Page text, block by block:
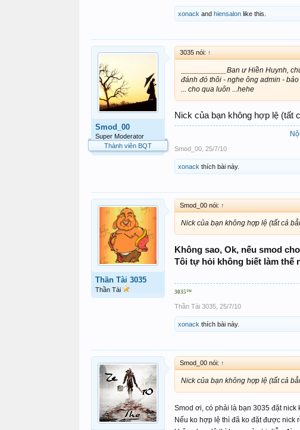
xonack and hiensalon like this.
Smod_00
Super Moderator
Thành viên BQT
3035 nói: ↑
___________Ban ư Hiền Huynh,
đánh đó thôi - nghe ông admin -
... cho qua luôn ...hehe
Nick của bạn không hợp lệ (tất
Smod_00 25/7/10
xonack thích bài này.
Thần Tài 3035
Thần Tài
Smod_00 nói: ↑
Nick của bạn không hợp lệ (tất cả
Không sao, Ok, nếu smod
Tôi tự hỏi không biết làm thế
3035™
Thần Tài 3035 25/7/10
xonack thích bài này.
Smod_00 nói: ↑
Nick của bạn không hợp lệ (tất cả
Smod ơi, có phải là bạn 3035 đặt nick
Nếu ko hợp lệ thì đã ko đặt được nick